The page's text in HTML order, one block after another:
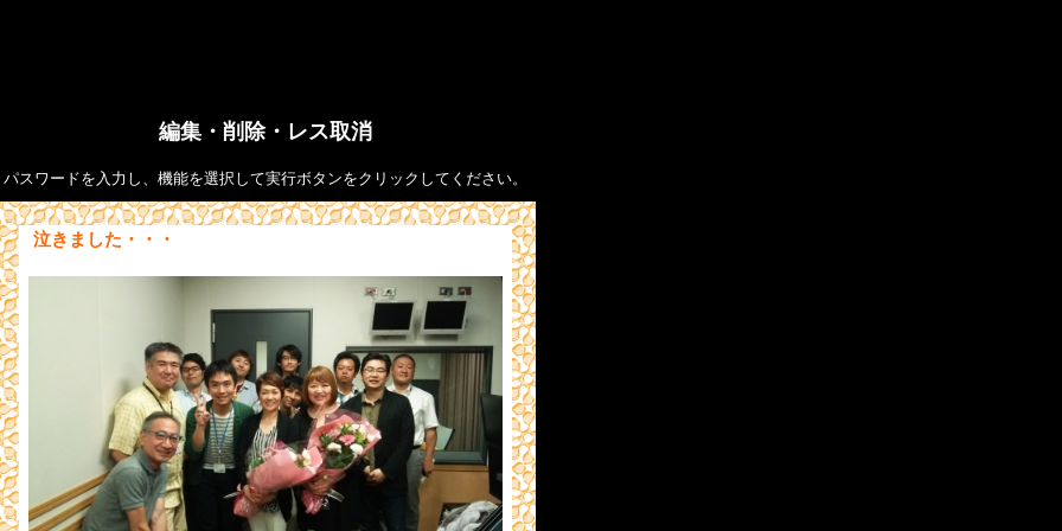
編集・削除・レス取消
パスワードを入力し、機能を選択して実行ボタンをクリックしてください。
泣きました・・・